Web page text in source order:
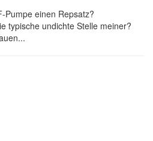
Pumpe einen Repsatz?
typische undichte Stelle meiner?